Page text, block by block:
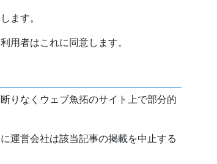
ます。
用者はこれに同意します。
りなくウェブ魚拓のサイト上で部分的
運営会社は該当記事の掲載を中止する